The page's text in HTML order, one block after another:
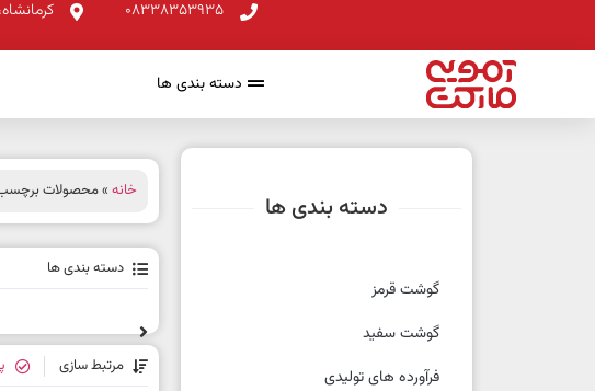
08338353935
دسته بندی ها
دسته بندی ها
گوشت قرمز
گوشت سفید
فرآورده های تولیدی
خانه» محصولات برچسب
دسته بندی ها
مرتبط سازی